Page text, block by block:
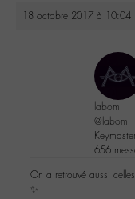
18 octobre 2017 à 10:04
labom
@labom
Keymaster
656
On a retrouvé aussi
✨